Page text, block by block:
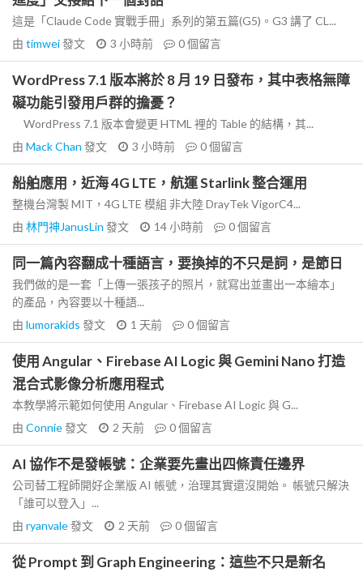
這是「Claude Code 實戰手冊」系列的第五篇(G5)。G3 講了 CL...
由 timwei發文 3 小時前 0個留言
WordPress 7.1 版本將於 8 月 19 日發布，其中表格無障
礙功能引發用戶群的擔憂？
WordPress 7.1 版本會變更 HTML 裡的 Table 的結構，其...
由 Mack Chan 發文 3 小時前 0個留言
船舶應用，近海 4G LTE，航運 Starlink 整合運用
整機台灣製 MIT，4G LTE 模組 非大陸 DrayTek VigorC4...
由 林門神JanusLin 發文 14 小時前 0個留言
同一篇內容翻成十種語言，要換掉的不只是詞，是節日
我們做的是一套「上傳一張孩子的照片，就寫出並畫出一本繪本」
的產品，內容要以十種語...
由 lumorakids 發文 1 天前 0個留言
使用 Angular、Firebase AI Logic 與 Gemini Nano 打造
混合式影像分析應用程式
本教學將示範如何使用 Angular、Firebase AI Logic 與 G...
由 Connie發文 2 天前 0個留言
AI 協作不是發帳號：企業要先畫出四條責任邊界
公司替工程師開好企業版 AI 帳號，治理其實還沒開始。 帳號只解決
「誰可以登入」...
由 ryanvale發文 2 天前 0個留言
從 Prompt 到 Graph Engineering：這些不只是新名